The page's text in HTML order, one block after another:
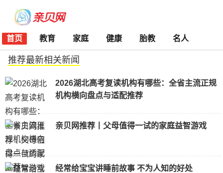
首页 教育 家庭 健康 胎教 名人
推荐最新相关新闻
2026湖北高考复读机构有哪些：全省主流正规
机构横向盘点与适配推荐
亲贝网推荐丨父母值得一试的家庭益智游戏
经常给宝宝讲睡前故事 不为人知的好处